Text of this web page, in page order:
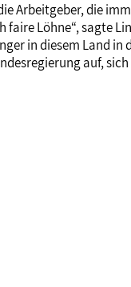
Arbeitgeber, die
Löhne“, sagte
in diesem Land in
auf, sich